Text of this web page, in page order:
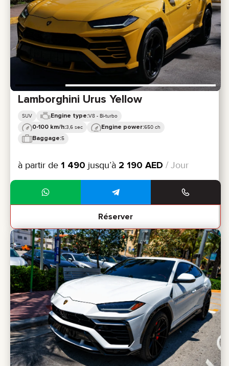
Lamborghini Urus Yellow
SUV Engine type:V8 - Bi-turbo
0-100 km/h:3,6 sec Engine power:650 ch
Baggage:5
à partir de 1 490 jusqu’à 2 190 AED / Jour
Réserver